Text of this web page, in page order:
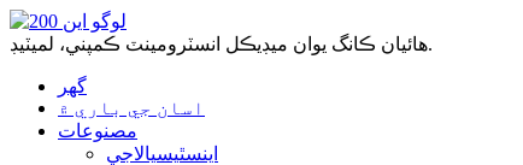
هائيان ڪانگ يوان ميڊيڪل انسٽرومينٽ ڪمپني، لميٽيڊ.
گھر
اسان جي باري ۾
مصنوعات
اينسٿيسيالاجي